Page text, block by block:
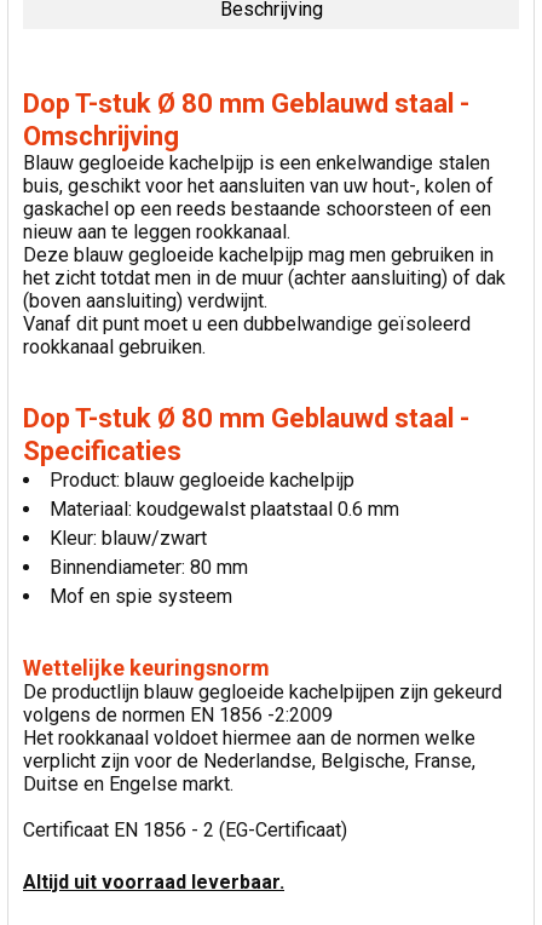
VOEG
GESELECTEERDE
TOE AAN
WINKELWAGEN
Beschrijving
Dop T-stuk Ø 80 mm Geblauwd staal -
Omschrijving
Blauw gegloeide kachelpijp is een enkelwandige stalen
buis, geschikt voor het aansluiten van uw hout-, kolen of
gaskachel op een reeds bestaande schoorsteen of een
nieuw aan te leggen rookkanaal.
Deze blauw gegloeide kachelpijp mag men gebruiken in
het zicht totdat men in de muur (achter aansluiting) of dak
(boven aansluiting) verdwijnt.
Vanaf dit punt moet u een dubbelwandige geïsoleerd
rookkanaal gebruiken.
Dop T-stuk Ø 80 mm Geblauwd staal -
Specificaties
Product: blauw gegloeide kachelpijp
Materiaal: koudgewalst plaatstaal 0.6 mm
Kleur: blauw/zwart
Binnendiameter: 80 mm
Mof en spie systeem
Wettelijke keuringsnorm
De productlijn blauw gegloeide kachelpijpen zijn gekeurd
volgens de normen EN 1856 -2:2009
Het rookkanaal voldoet hiermee aan de normen welke
verplicht zijn voor de Nederlandse, Belgische, Franse,
Duitse en Engelse markt.
Certificaat EN 1856 - 2 (EG-Certificaat)
Altijd uit voorraad leverbaar.